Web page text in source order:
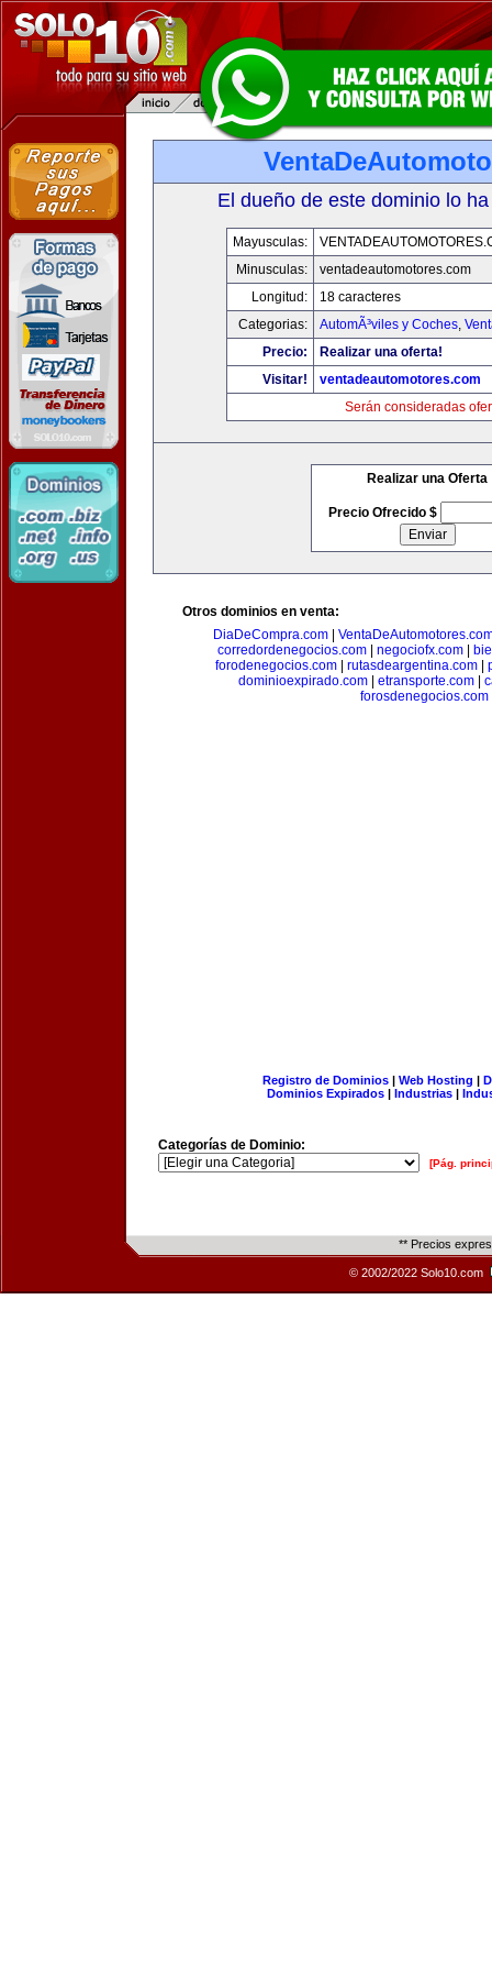
El dueño de este dominio lo
Mayusculas:
Minusculas:
ventadeautomotores.com
Longitud:
18 caracteres
Categorias:
AutomÃ³viles y Coches,
Precio:
Realizar una oferta!
Visitar!
ventadeautomotores.com
Serán consideradas
Realizar una Oferta
Precio Ofrecido $
Otros dominios en venta:
DiaDeCompra.com|
corredordenegocios.com
negociofx.com
forodenegocios.com| rutasdeargentina.com|
dominioexpirado.com| etransporte.com|
forosdenegocios.com
Registro de Dominios| Web Hosting |
Dominios Expirados | Industrias |
Categorías de Dominio:
[Pág.
** Precios
© 2002/2022 Solo10.com